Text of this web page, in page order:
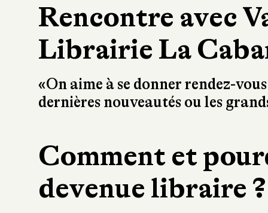
Rencontre avec
Librairie La
«On aime à se donner rendez-
dernières nouveautés ou les
Comment et
devenue libraire ?